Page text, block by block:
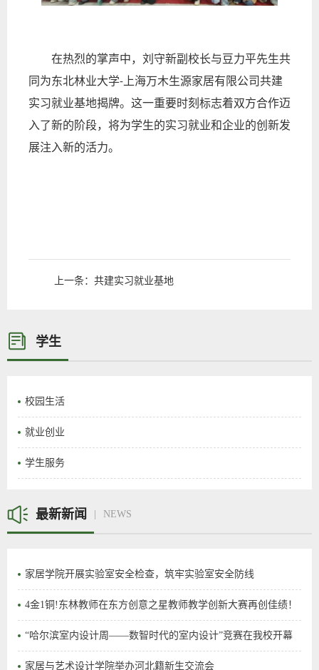
在热烈的掌声中，刘守新副校长与豆力平先生共
同为东北林业大学- 上海万木生源家居有限公司共建
实习就业基地揭牌。这一重要时刻标志着双方合作迈
入了新的阶段，将为学生的实习就业和企业的创新发
展注入新的活力。
上一条： 共建实习就业基地
学生
校园生活
就业创业
学生服务
最新新闻 NEWS
家居学院开展实验室安全检查，筑牢实验室安全防线
4金1铜!东林教师在东方创意之星教师教学创新大赛再创佳绩！
“哈尔滨室内设计周——数智时代的室内设计”竞赛在我校开幕
家居与艺术设计学院举办河北籍新生交流会